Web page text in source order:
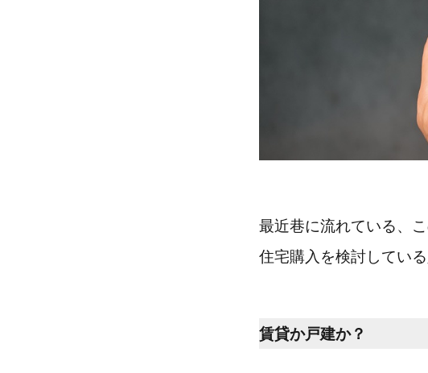
最近巷に流れている、こ
住宅購入を検討してい
賃貸か戸建か？